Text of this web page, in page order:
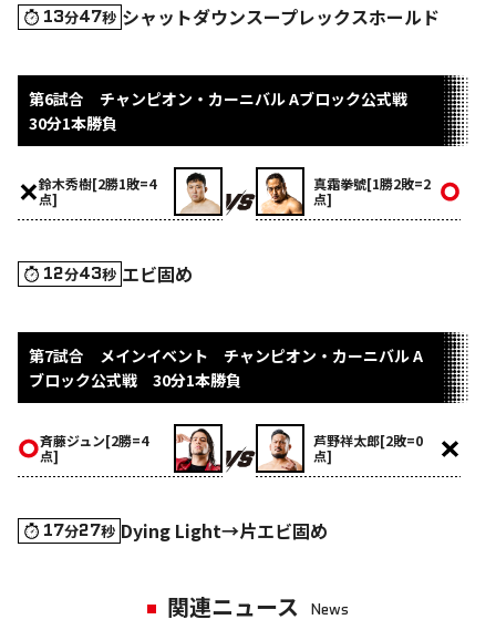
13分47秒 シャットダウンスープレックスホールド
第6試合 チャンピオン・カーニバル Aブロック公式戦
30分1本勝負
鈴木秀樹[2勝1敗=4
点]
真霜拳號[1勝2敗=2
点]
12分43秒 エビ固め
第7試合 メインイベント チャンピオン・カーニバル A
ブロック公式戦 30分1本勝負
斉藤ジュン[2勝=4
点]
芦野祥太郎[2敗=0
点]
17分27秒 Dying Light→片エビ固め
関連ニュース News